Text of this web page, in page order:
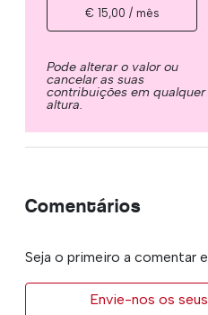
€ 15,00 / mês
Pode alterar o valor ou
cancelar as suas
contribuições em qualquer
altura.
Comentários
Seja o primeiro a comentar
Envie-nos os